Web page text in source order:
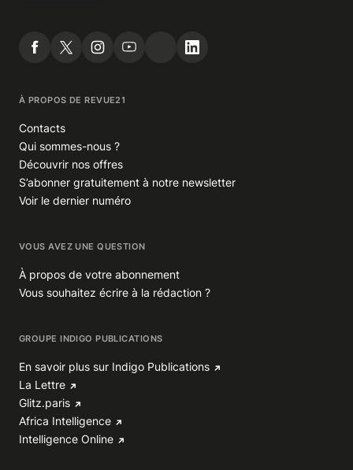
À PROPOS DE REVUE21
Contacts
Qui sommes-nous ?
Découvrir nos offres
S’abonner gratuitement à notre newsletter
Voir le dernier numéro
VOUS AVEZ UNE QUESTION
À propos de votre abonnement
Vous souhaitez écrire à la rédaction ?
GROUPE INDIGO PUBLICATIONS
En savoir plus sur Indigo Publications
La Lettre
Glitz.paris
Africa Intelligence
Intelligence Online